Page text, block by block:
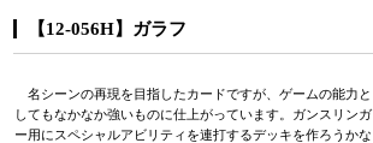
【12-056H】ガラフ
名シーンの再現を目指したカードですが、ゲームの能力と
してもなかなか強いものに仕上がっています。ガンスリンガ
ー用にスペシャルアビリティを連打するデッキを作ろうかな